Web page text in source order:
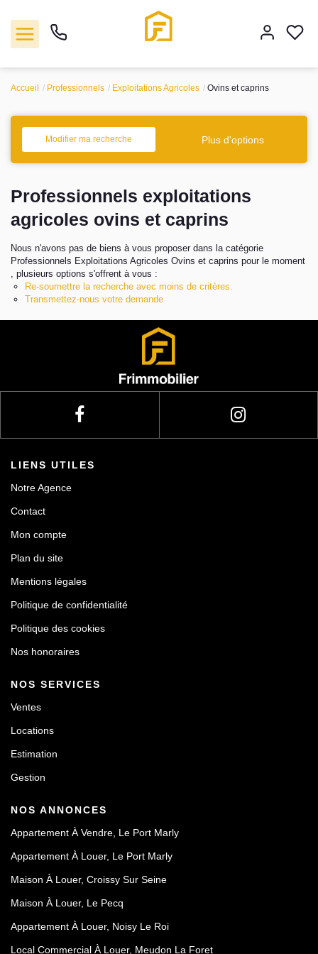
Vente
Location
Biens vendus
Estimation
Contact
Accueil Professionnels Exploitations Agricoles Ovins et caprins
Modifier ma recherche Plus d'options
Professionnels exploitations
agricoles ovins et caprins
Nous n'avons pas de biens à vous proposer dans la catégorie
Professionnels Exploitations Agricoles Ovins et caprins pour le moment
, plusieurs options s'offrent à vous :
Re-soumettre la recherche avec moins de critères.
Transmettez-nous votre demande
LIENS UTILES
Notre Agence
Contact
Mon compte
Plan du site
Mentions légales
Politique de confidentialité
Politique des cookies
Nos honoraires
NOS SERVICES
Ventes
Locations
Estimation
Gestion
NOS ANNONCES
Appartement À Vendre, Le Port Marly
Appartement À Louer, Le Port Marly
Maison À Louer, Croissy Sur Seine
Maison À Louer, Le Pecq
Appartement À Louer, Noisy Le Roi
Local Commercial À Louer, Meudon La Foret